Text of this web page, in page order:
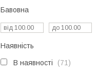
Бавовна
Наявність
В наявності 71